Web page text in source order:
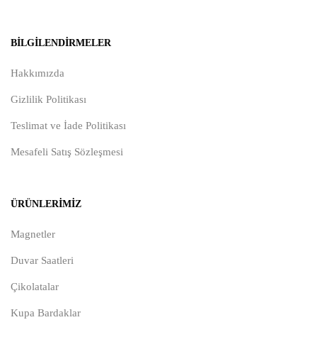
BILGILENDIRMELER
Hakkımızda
Gizlilik Politikası
Teslimat ve İade Politikası
Mesafeli Satış Sözleşmesi
ÜRÜNLERIMIZ
Magnetler
Duvar Saatleri
Çikolatalar
Kupa Bardaklar